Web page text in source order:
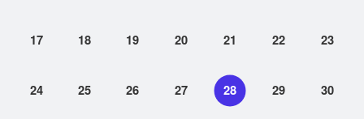
17 18 19 20 21 22 23
24 25 26 27 28 29 30